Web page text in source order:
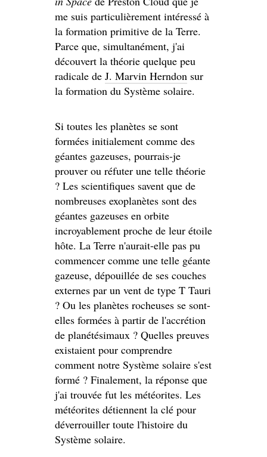
me suis particulièrement intéressé à
la formation primitive de la Terre.
Parce que, simultanément, j'ai
découvert la théorie quelque peu
radicale de J. Marvin Herndon sur
la formation du Système solaire.
Si toutes les planètes se sont
formées initialement comme des
géantes gazeuses, pourrais-je
prouver ou réfuter une telle théorie
? Les scientifiques savent que de
nombreuses exoplanètes sont des
géantes gazeuses en orbite
incroyablement proche de leur étoile
hôte. La Terre n'aurait-elle pas pu
commencer comme une telle géante
gazeuse, dépouillée de ses couches
externes par un vent de type T Tauri
? Ou les planètes rocheuses se sont-
elles formées à partir de l'accrétion
de planétésimaux ? Quelles preuves
existaient pour comprendre
comment notre Système solaire s'est
formé ? Finalement, la réponse que
j'ai trouvée fut les météorites. Les
météorites détiennent la clé pour
déverrouiller toute l'histoire du
Système solaire.